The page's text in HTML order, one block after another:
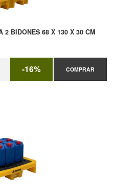
2 BIDONES 68 X 130 X 30 CM
-16% COMPRAR